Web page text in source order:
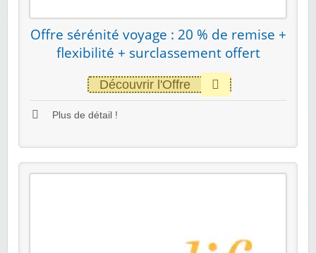
Offre sérénité voyage : 20 % de remise +
flexibilité + surclassement offert
Découvrir l'Offre
Plus de détail !